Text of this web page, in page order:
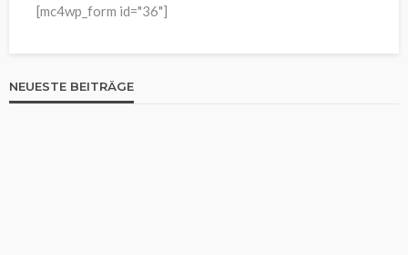
[mc4wp_form id="36"]
NEUESTE BEITRÄGE